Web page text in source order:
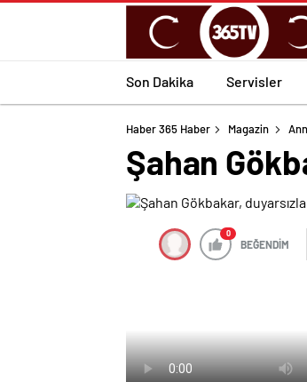
Son Dakika Servisler
Haber 365 Haber Magazin
Şahan
0
BEĞENDİM